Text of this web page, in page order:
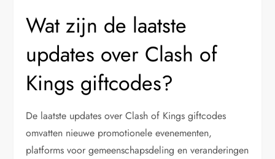
Wat zijn de laatste
updates over Clash of
Kings giftcodes?
De laatste updates over Clash of Kings giftcodes
omvatten nieuwe promotionele evenementen,
platforms voor gemeenschapsdeling en veranderingen